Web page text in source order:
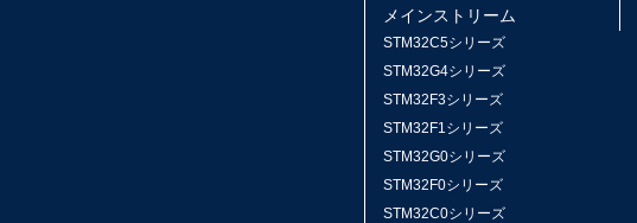
メインストリーム
STM32C5シリーズ
STM32G4シリーズ
STM32F3シリーズ
STM32F1シリーズ
STM32G0シリーズ
STM32F0シリーズ
STM32C0シリーズ